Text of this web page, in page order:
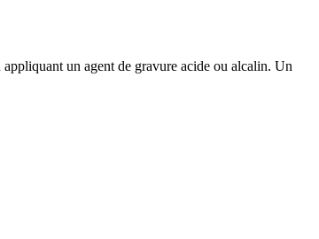
un agent de gravure acide ou alcalin. Un